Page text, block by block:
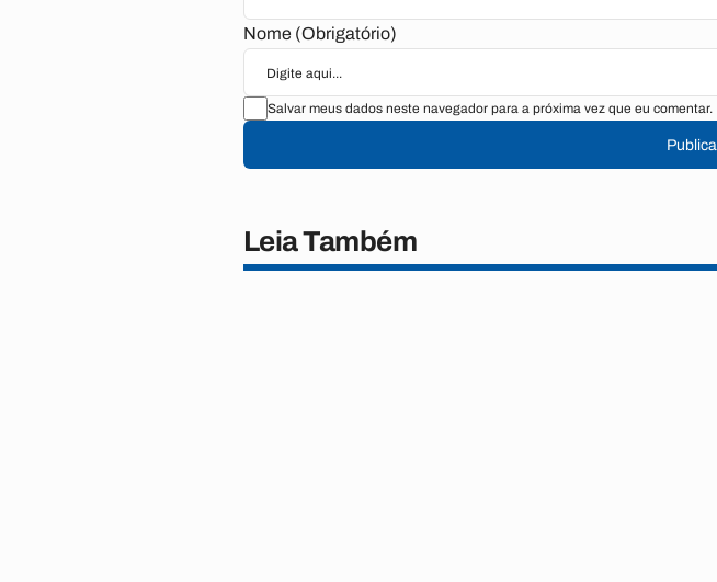
Nome (Obrigatório)
Salvar meus dados neste navegador para a próxima vez que eu comentar.
Leia Também